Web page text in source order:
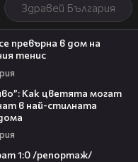
Здравей България
превърна в дом на
тенис
Как цветята могат
в най-стилната
1:0 /репортаж/